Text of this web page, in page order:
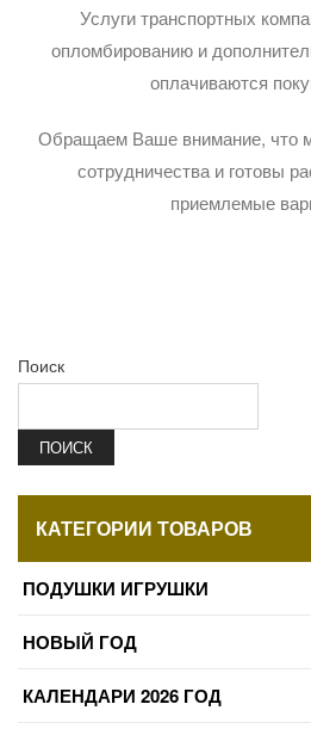
Услуги транспортных
опломбированию и
оплачиваются
Обращаем Ваше внимание, что
сотрудничества и готовы
приемлемые
Поиск
ПОИСК
КАТЕГОРИИ ТОВАРОВ
ПОДУШКИ ИГРУШКИ
НОВЫЙ ГОД
КАЛЕНДАРИ 2026 ГОД